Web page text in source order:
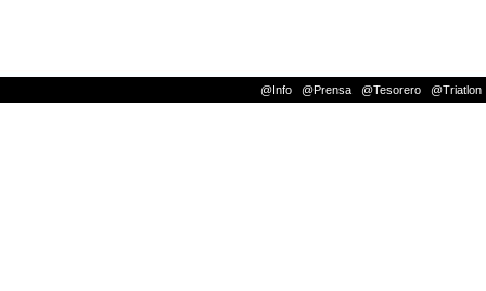
@Info @Prensa @Tesorero @Triatlon